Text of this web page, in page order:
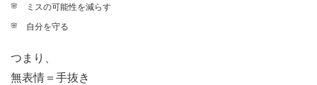
ミスの可能性を減らす
自分を守る
つまり、
無表情＝手抜き